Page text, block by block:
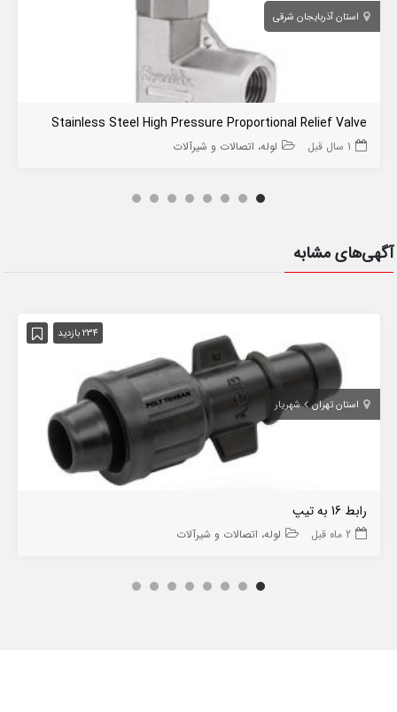
استان آذربایجان شرقی
Stainless Steel High Pressure Proportional Relief Valve
1 سال قبل لوله، اتصالات و شیرآلات
آگهی‌های مشابه
234 بازدید
استان تهران شهریار
رابط 16 به تیپ
2 ماه قبل لوله، اتصالات و شیرآلات